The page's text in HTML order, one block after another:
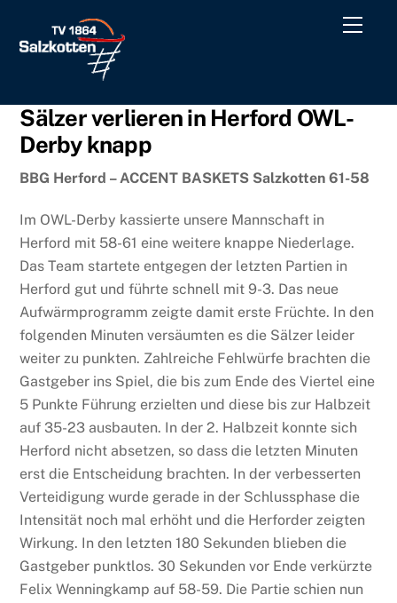
content
Menu
Sälzer verlieren in Herford OWL-
Derby knapp
BBG Herford – ACCENT BASKETS Salzkotten 61-58
Im OWL-Derby kassierte unsere Mannschaft in
Herford mit 58-61 eine weitere knappe Niederlage.
Das Team startete entgegen der letzten Partien in
Herford gut und führte schnell mit 9-3. Das neue
Aufwärmprogramm zeigte damit erste Früchte. In den
folgenden Minuten versäumten es die Sälzer leider
weiter zu punkten. Zahlreiche Fehlwürfe brachten die
Gastgeber ins Spiel, die bis zum Ende des Viertel eine
5 Punkte Führung erzielten und diese bis zur Halbzeit
auf 35-23 ausbauten. In der 2. Halbzeit konnte sich
Herford nicht absetzen, so dass die letzten Minuten
erst die Entscheidung brachten. In der verbesserten
Verteidigung wurde gerade in der Schlussphase die
Intensität noch mal erhöht und die Herforder zeigten
Wirkung. In den letzten 180 Sekunden blieben die
Gastgeber punktlos. 30 Sekunden vor Ende verkürzte
Felix Wenningkamp auf 58-59. Die Partie schien nun